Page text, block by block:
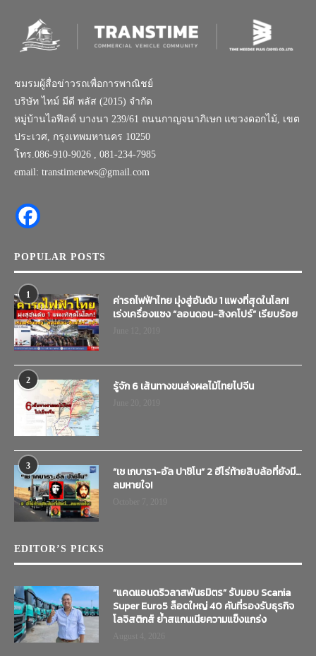
ชมรมผู้สื่อข่าวรถเพื่อการพาณิชย์
บริษัท ไทม์ มีดี พลัส (2015) จำกัด
หมู่บ้านไอฟีลด์ บางนา 239/61 ถนนกาญจนาภิเษก แขวงดอกไม้, เขต
ประเวศ, กรุงเทพมหานคร 10250
โทร.086-910-9026 , 081-234-7985
email: transtimenews@gmail.com
POPULAR POSTS
1
ค่ารถไฟฟ้าไทย มุ่งสู่อันดับ 1 แพงที่สุดในโลก!
เร่งเครื่องแซง “ลอนดอน-สิงคโปร์” เรียบร้อย
2 รู้จัก 6 เส้นทางขนส่งผลไม้ไทยไปจีน
3
“เช เกบารา-อัล ปาชิโน” 2 ฮีโร่ท้ายสิบล้อที่ยังมี…
ลมหายใจ!
EDITOR’S PICKS
“แคดแอนดริวลาสพันธมิตร” รับมอบ Scania
Super Euro5 ล็อตใหญ่ 40 คันที่รองรับธุรกิจ
โลจิสติกส์ ย้ำสแกนเนียความแข็งแกร่ง